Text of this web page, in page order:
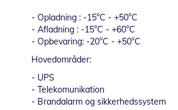
- Opladning : -15°C - +50°C
- Afladning : -15°C - +60°C
- Opbevaring: -20°C - +50°C
Hovedområder:
- UPS
- Telekomunikation
- Brandalarm og sikkerhedssystem